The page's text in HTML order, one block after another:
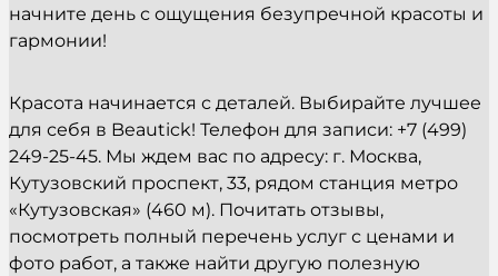
начните день с ощущения безупречной красоты и
гармонии!
Красота начинается с деталей. Выбирайте лучшее
для себя в Beautick! Телефон для записи: +7 (499)
249-25-45. Мы ждем вас по адресу: г. Москва,
Кутузовский проспект, 33, рядом станция метро
«Кутузовская» (460 м). Почитать отзывы,
посмотреть полный перечень услуг с ценами и
фото работ, а также найти другую полезную